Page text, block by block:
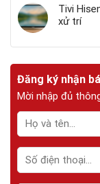
Tivi
xử trí
Đăng ký nhận
Mời nhập đủ